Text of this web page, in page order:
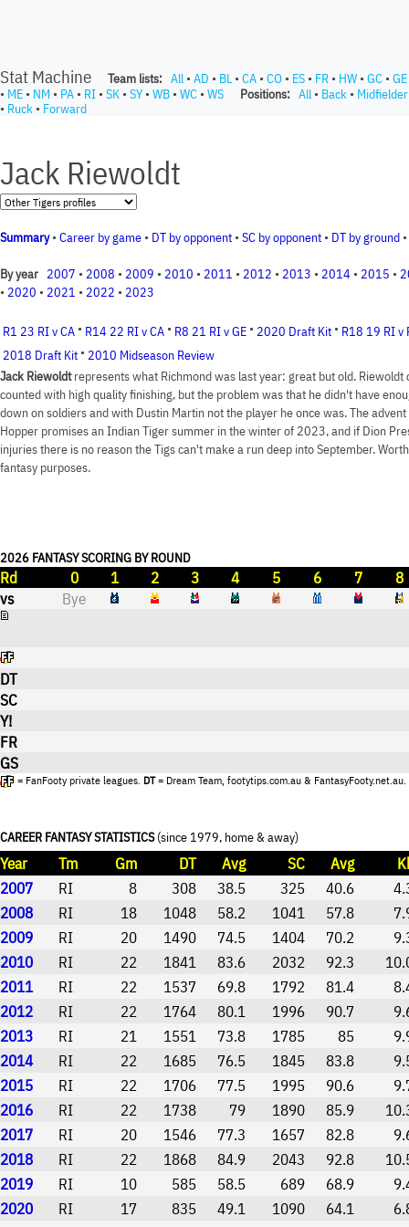
Stat Machine Team lists: All • AD • BL • CA • CO • ES • FR • HW • GC • GE
• ME • NM • PA • RI • SK • SY• WB • WC • WS Positions: All • Back • Midfielder
• Ruck • Forward